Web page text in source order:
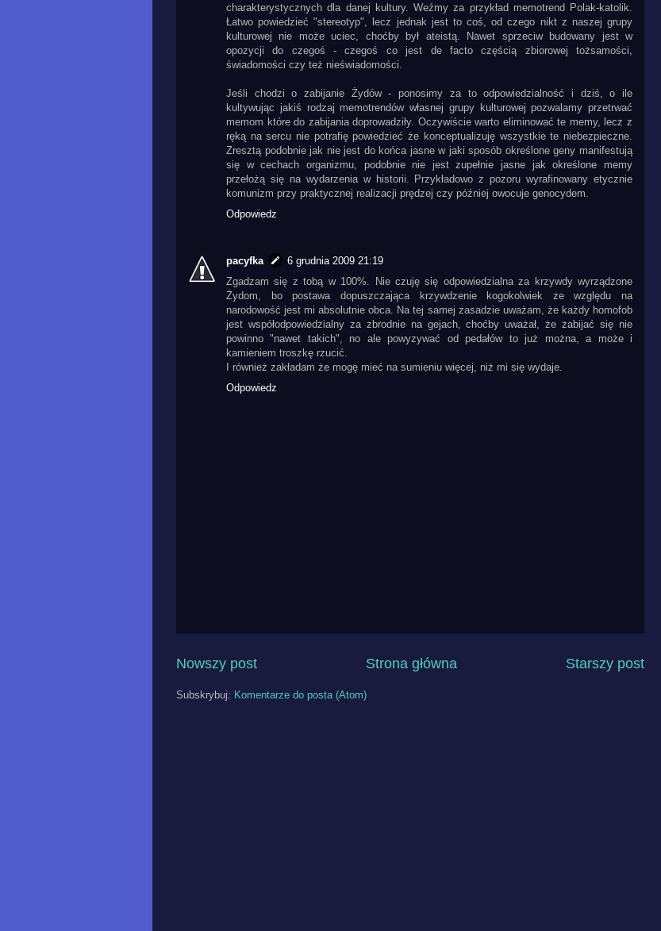
charakterystycznych dla danej kultury. Weźmy za przykład memotrend Polak-katolik.
Łatwo powiedzieć "stereotyp", lecz jednak jest to coś, od czego nikt z naszej grupy
kulturowej nie może uciec, choćby był ateistą. Nawet sprzeciw budowany jest w
opozycji do czegoś - czegoś co jest de facto częścią zbiorowej tożsamości,
świadomości czy też nieświadomości.
Jeśli chodzi o zabijanie Żydów - ponosimy za to odpowiedzialność i dziś, o ile
kultywując jakiś rodzaj memotrendów własnej grupy kulturowej pozwalamy przetrwać
memom które do zabijania doprowadziły. Oczywiście warto eliminować te memy, lecz z
ręką na sercu nie potrafię powiedzieć że konceptualizuję wszystkie te niebezpieczne.
Zresztą podobnie jak nie jest do końca jasne w jaki sposób określone geny manifestują
się w cechach organizmu, podobnie nie jest zupełnie jasne jak określone memy
przełożą się na wydarzenia w historii. Przykładowo z pozoru wyrafinowany etycznie
komunizm przy praktycznej realizacji prędzej czy później owocuje genocydem.
Odpowiedz
pacyfka
6 grudnia 2009 21:19
Zgadzam się z tobą w 100%. Nie czuję się odpowiedzialna za krzywdy wyrządzone
Żydom, bo postawa dopuszczająca krzywdzenie kogokolwiek ze względu na
narodowość jest mi absolutnie obca. Na tej samej zasadzie uważam, że każdy homofob
jest współodpowiedzialny za zbrodnie na gejach, choćby uważał, że zabijać się nie
powinno "nawet takich", no ale powyzywać od pedałów to już można, a może i
kamieniem troszkę rzucić.
I również zakładam że mogę mieć na sumieniu więcej, niż mi się wydaje.
Odpowiedz
Nowszy post Starszy post
Strona główna
Subskrybuj: Komentarze do posta (Atom)